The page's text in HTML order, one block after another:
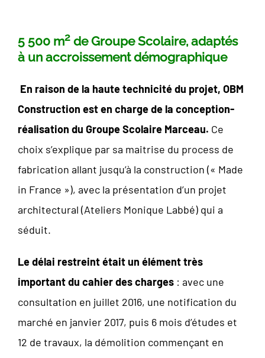
5 500 m2 de Groupe Scolaire, adaptés
à un accroissement démographique
En raison de la haute technicité du projet, OBM
Construction est en charge de la conception-
réalisation du Groupe Scolaire Marceau. Ce
choix s’explique par sa maitrise du process de
fabrication allant jusqu’à la construction (« Made
in France »), avec la présentation d’un projet
architectural (Ateliers Monique Labbé) qui a
séduit.
Le délai restreint était un élément très
important du cahier des charges : avec une
consultation en juillet 2016, une notification du
marché en janvier 2017, puis 6 mois d’études et
12 de travaux, la démolition commençant en